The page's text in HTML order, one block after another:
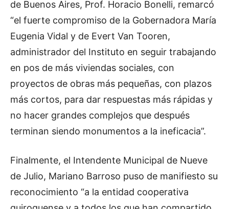
de Buenos Aires, Prof. Horacio Bonelli, remarcó
“el fuerte compromiso de la Gobernadora María
Eugenia Vidal y de Evert Van Tooren,
administrador del Instituto en seguir trabajando
en pos de más viviendas sociales, con
proyectos de obras más pequeñas, con plazos
más cortos, para dar respuestas más rápidas y
no hacer grandes complejos que después
terminan siendo monumentos a la ineficacia”.
Finalmente, el Intendente Municipal de Nueve
de Julio, Mariano Barroso puso de manifiesto su
reconocimiento “a la entidad cooperativa